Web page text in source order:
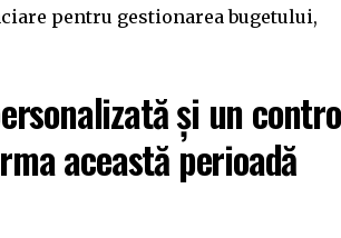
pentru gestionarea bugetului,
și un
această perioadă